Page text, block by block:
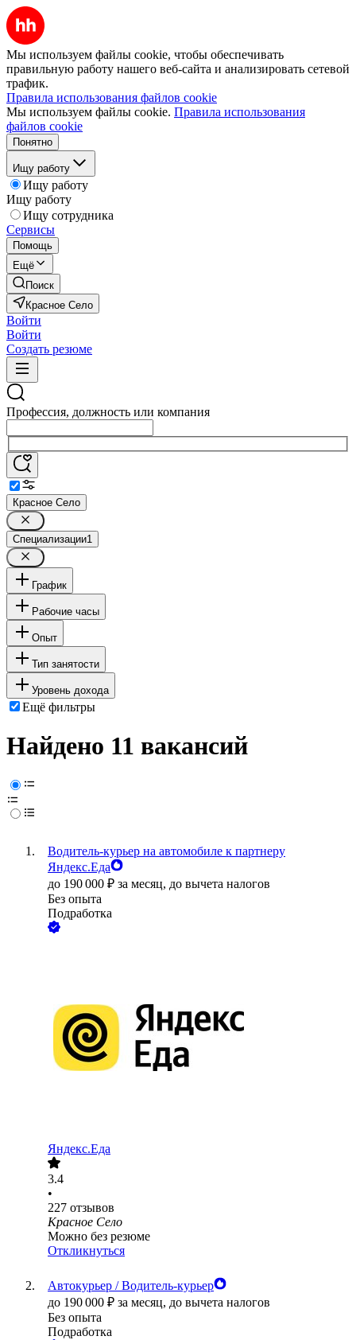
Мы используем файлы cookie, чтобы обеспечивать
правильную работу нашего веб-сайта и анализировать сетевой
трафик.
Правила использования файлов cookie
Мы используем файлы cookie. Правила использования
файлов cookie
Понятно
Ищу работу
Ищу работу
Ищу работу
Ищу сотрудника
Сервисы
Помощь
Ещё
Поиск
Красное Село
Войти
Войти
Создать резюме
Профессия, должность или компания
Красное Село
Специализации1
График
Рабочие часы
Опыт
Тип занятости
Уровень дохода
Ещё фильтры
Найдено 11 вакансий
Водитель-курьер на автомобиле к партнеру
Яндекс.Еда
до 190 000 ₽ за месяц, до вычета налогов
Без опыта
Подработка
Яндекс.Еда
3.4
•
227 отзывов
Красное Село
Можно без резюме
Откликнуться
Автокурьер / Водитель-курьер
до 190 000 ₽ за месяц, до вычета налогов
Без опыта
Подработка